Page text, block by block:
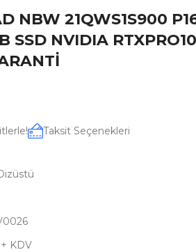
NBW 21QWS1S900
SSD NVIDIA
Taksit Seçenekleri
+ KDV